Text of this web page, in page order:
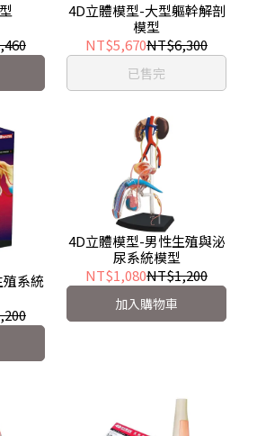
4D立體模型-大型軀幹解剖
模型
NT$5,670NT$6,300
已售完
系統
4D立體模型-男性生殖與泌
尿系統模型
NT$1,080NT$1,200
加入購物車